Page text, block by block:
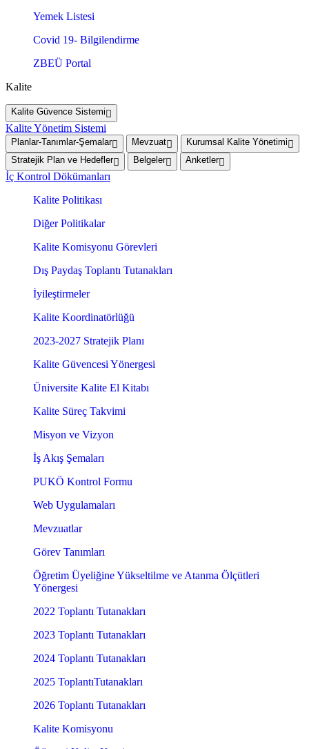
Yemek Listesi
Covid 19- Bilgilendirme
ZBEÜ Portal
Kalite
Kalite Güvence Sistemi
Kalite Yönetim Sistemi
Planlar-Tanımlar-Şemalar Mevzuat
Kurumsal Kalite Yönetimi
Stratejik Plan ve Hedefler
Belgeler Anketler
İç Kontrol Dökümanları
Kalite Politikası
Diğer Politikalar
Kalite Komisyonu Görevleri
Dış Paydaş Toplantı Tutanakları
İyileştirmeler
Kalite Koordinatörlüğü
2023-2027 Stratejik Planı
Kalite Güvencesi Yönergesi
Üniversite Kalite El Kitabı
Kalite Süreç Takvimi
Misyon ve Vizyon
İş Akış Şemaları
PUKÖ Kontrol Formu
Web Uygulamaları
Mevzuatlar
Görev Tanımları
Öğretim Üyeliğine Yükseltilme ve Atanma Ölçütleri
Yönergesi
2022 Toplantı Tutanakları
2023 Toplantı Tutanakları
2024 Toplantı Tutanakları
2025 ToplantıTutanakları
2026 Toplantı Tutanakları
Kalite Komisyonu